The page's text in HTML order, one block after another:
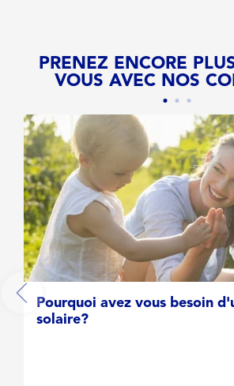
PRENEZ ENCORE
VOUS AVEC NOS
Pourquoi avez vous besoin
solaire?